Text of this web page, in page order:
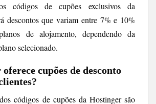
códigos de cupões exclusivos da
descontos que variam entre 7% e 10%
de alojamento, dependendo da
selecionado.
cupões de desconto
códigos de cupões da Hostinger são